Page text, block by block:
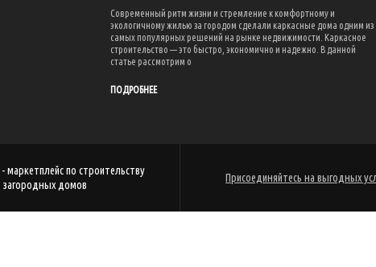
Современный ритм жизни и стремление к комфортному и
экологичному жилью за городом сделали каркасные дома одним из
самых популярных решений на рынке недвижимости. Каркасное
строительство — это быстро, экономично и надежно. В данной
статье рассмотрим о
ПОДРОБНЕЕ
по строительству
загородных домов
Присоединяйтесь на выгодных